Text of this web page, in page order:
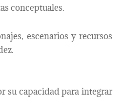
conceptuales.
escenarios y recursos
su capacidad para integrar